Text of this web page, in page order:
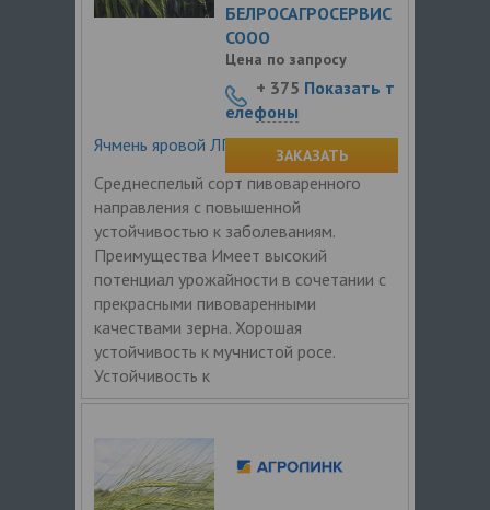
Ячмень яровой ЛГ Бельканто
Среднеспелый сорт пивоваренного
направления c повышенной
устойчивостью к заболеваниям.
Преимущества Имеет высокий
потенциал урожайности в сочетании с
прекрасными пивоваренными
качествами зерна. Хорошая
устойчивость к мучнистой росе.
Устойчивость к
БЕЛРОСАГРОСЕРВИС
СООО
Цена по запросу
+ 375 Показать т
елефоны
ЗАКАЗАТЬ